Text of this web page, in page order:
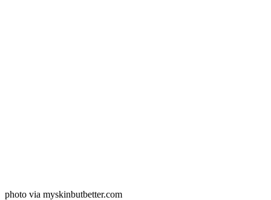
photo via myskinbutbetter.com